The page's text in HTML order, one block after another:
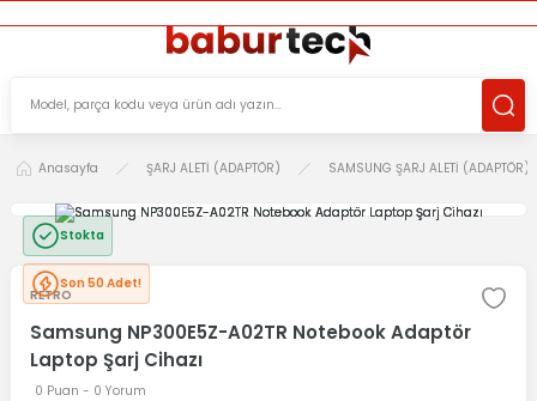
Anasayfa ŞARJ ALETİ (ADAPTÖR) SAMSUNG ŞARJ ALETİ (ADAPTÖR)
Stokta
Son 50 Adet!
RETRO
Samsung NP300E5Z-A02TR Notebook Adaptör
Laptop Şarj Cihazı
0 Puan - 0 Yorum